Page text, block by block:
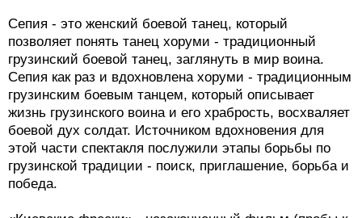
Сепия - это женский боевой танец, который
позволяет понять танец хоруми - традиционный
грузинский боевой танец, заглянуть в мир воина.
Сепия как раз и вдохновлена хоруми - традиционным
грузинским боевым танцем, который описывает
жизнь грузинского воина и его храбрость, восхваляет
боевой дух солдат. Источником вдохновения для
этой части спектакля послужили этапы борьбы по
грузинской традиции - поиск, приглашение, борьба и
победа.